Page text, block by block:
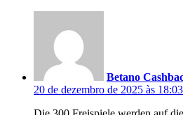
Betano
20 de dezembro de 2025 às 18:03